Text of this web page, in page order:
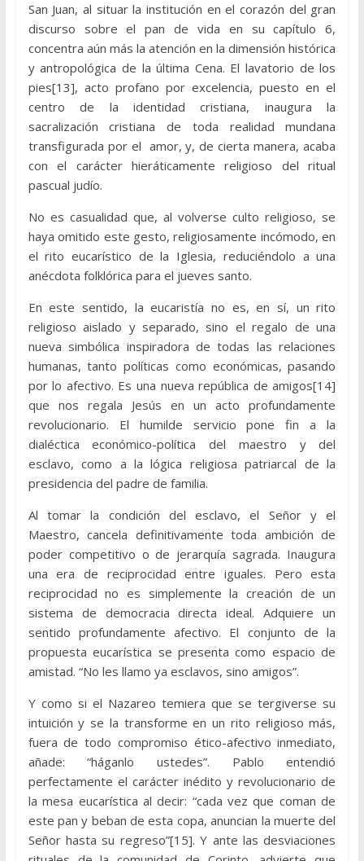
San Juan, al situar la institución en el corazón del gran
discurso sobre el pan de vida en su capítulo 6,
concentra aún más la atención en la dimensión histórica
y antropológica de la última Cena. El lavatorio de los
pies[13], acto profano por excelencia, puesto en el
centro de la identidad cristiana, inaugura la
sacralización cristiana de toda realidad mundana
transfigurada por el amor, y, de cierta manera, acaba
con el carácter hieráticamente religioso del ritual
pascual judío.
No es casualidad que, al volverse culto religioso, se
haya omitido este gesto, religiosamente incómodo, en
el rito eucarístico de la Iglesia, reduciéndolo a una
anécdota folklórica para el jueves santo.
En este sentido, la eucaristía no es, en sí, un rito
religioso aislado y separado, sino el regalo de una
nueva simbólica inspiradora de todas las relaciones
humanas, tanto políticas como económicas, pasando
por lo afectivo. Es una nueva república de amigos[14]
que nos regala Jesús en un acto profundamente
revolucionario. El humilde servicio pone fin a la
dialéctica económico-política del maestro y del
esclavo, como a la lógica religiosa patriarcal de la
presidencia del padre de familia.
Al tomar la condición del esclavo, el Señor y el
Maestro, cancela definitivamente toda ambición de
poder competitivo o de jerarquía sagrada. Inaugura
una era de reciprocidad entre iguales. Pero esta
reciprocidad no es simplemente la creación de un
sistema de democracia directa ideal. Adquiere un
sentido profundamente afectivo. El conjunto de la
propuesta eucarística se presenta como espacio de
amistad. “No les llamo ya esclavos, sino amigos”.
Y como si el Nazareo temiera que se tergiverse su
intuición y se la transforme en un rito religioso más,
fuera de todo compromiso ético-afectivo inmediato,
añade: “háganlo ustedes”. Pablo entendió
perfectamente el carácter inédito y revolucionario de
la mesa eucarística al decir: “cada vez que coman de
este pan y beban de esta copa, anuncian la muerte del
Señor hasta su regreso”[15]. Y ante las desviaciones